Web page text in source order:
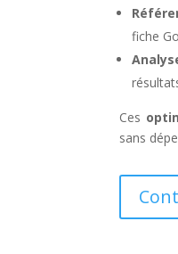
fiche
Ces
sans